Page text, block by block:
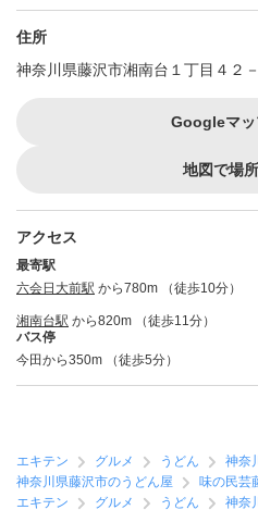
住所
神奈川県藤沢市湘南台１丁目４２
Googleマッ
地図で場
アクセス
最寄駅
六会日大前駅 から780m （徒歩10分）
湘南台駅 から820m （徒歩11分）
バス停
今田から350m （徒歩5分）
エキテン グルメ うどん
神奈
神奈川県藤沢市のうどん屋
味の民芸
エキテン
グルメ うどん
神奈